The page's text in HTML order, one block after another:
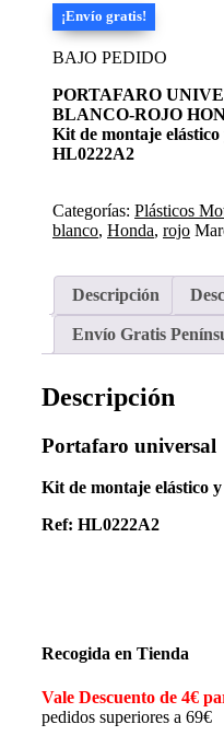
¡Envío gratis!
BAJO PEDIDO
PORTAFARO
BLANCO-ROJO
Kit de montaje
HL0222A2
Categorías: Plásticos
blanco, Honda, rojo
Descripción
Envío Gratis
Descripción
Portafaro universal
Kit de montaje elástico
Ref: HL0222A2
Recogida en Tienda
Vale Descuento de 4€
pedidos superiores a 69€